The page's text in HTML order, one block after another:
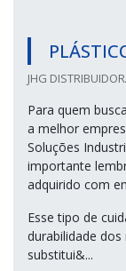
JHG
Para quem
a melhor
Soluções
importante
adquirido com
Esse tipo de
durabilidade
substitui&...